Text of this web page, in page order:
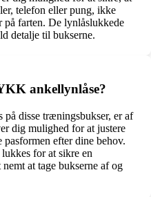
telefon eller pung, ikke
på farten. De lynlåslukkede
detalje til bukserne.
ankellynlåse?
disse træningsbukser, er af
dig mulighed for at justere
efter dine behov.
for at sikre en
at tage bukserne af og